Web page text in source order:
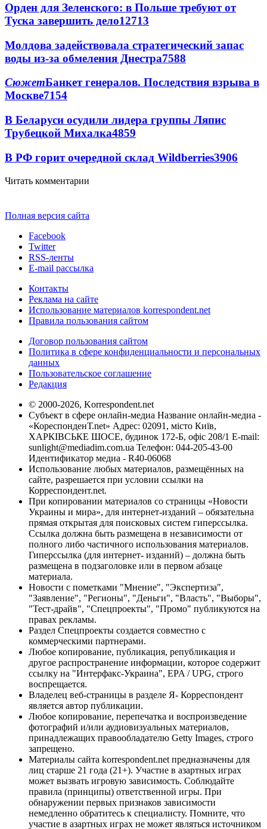
Орден для Зеленского: в Польше требуют от
Туска завершить дело12713
Молдова задействовала стратегический запас
воды из-за обмеления Днестра7588
СюжетБанкет генералов. Последствия взрыва в
Москве7154
В Беларуси осудили лидера группы Ляпис
Трубецкой Михалка4859
В РФ горит очередной склад Wildberries3906
Читать комментарии
Полная версия сайта
Facebook
Twitter
RSS-ленты
E-mail рассылка
Контакты
Реклама на сайте
Использование материалов korrespondent.net
Правила пользования сайтом
Договор пользования сайтом
Политика в сфере конфиденциальности и персональных
данных
Пользовательское соглашение
Редакция
© 2000-2026, Korrespondent.net
Субъект в сфере онлайн-медиа Название онлайн-медиа -
«КореспонденТ.net» Адрес: 02091, місто Київ,
ХАРКІВСЬКЕ ШОСЕ, будинок 172-Б, офіс 208/1 E-mail:
sunlight@mediadim.com.ua Телефон: 044-205-43-00
Идентификатор медиа - R40-06068
Использование любых материалов, размещённых на
сайте, разрешается при условии ссылки на
Корреспондент.net.
При копировании материалов со страницы «Новости
Украины и мира», для интернет-изданий – обязательна
прямая открытая для поисковых систем гиперссылка.
Ссылка должна быть размещена в независимости от
полного либо частичного использования материалов.
Гиперссылка (для интернет- изданий) – должна быть
размещена в подзаголовке или в первом абзаце
материала.
Новости с пометками "Мнение", "Экспертиза",
"Заявление", "Регионы", "Деньги", "Власть", "Выборы",
"Тест-драйв", "Спецпроекты", "Промо" публикуются на
правах рекламы.
Раздел Спецпроекты создается совместно с
коммерческими партнерами.
Любое копирование, публикация, републикация и
другое распространение информации, которое содержит
ссылку на "Интерфакс-Украина", EPA / UPG, строго
воспрещается.
Владелец веб-страницы в разделе Я- Корреспондент
является автор публикации.
Любое копирование, перепечатка и воспроизведение
фотографий и/или аудиовизуальных материалов,
принадлежащих правообладателю Getty Images, строго
запрещено.
Материалы сайта korrespondent.net предназначены для
лиц старше 21 года (21+). Участие в азартных играх
может вызвать игровую зависимость. Соблюдайте
правила (принципы) ответственной игры. При
обнаружении первых признаков зависимости
немедленно обратитесь к специалисту. Помните, что
участие в азартных играх не может являться источником